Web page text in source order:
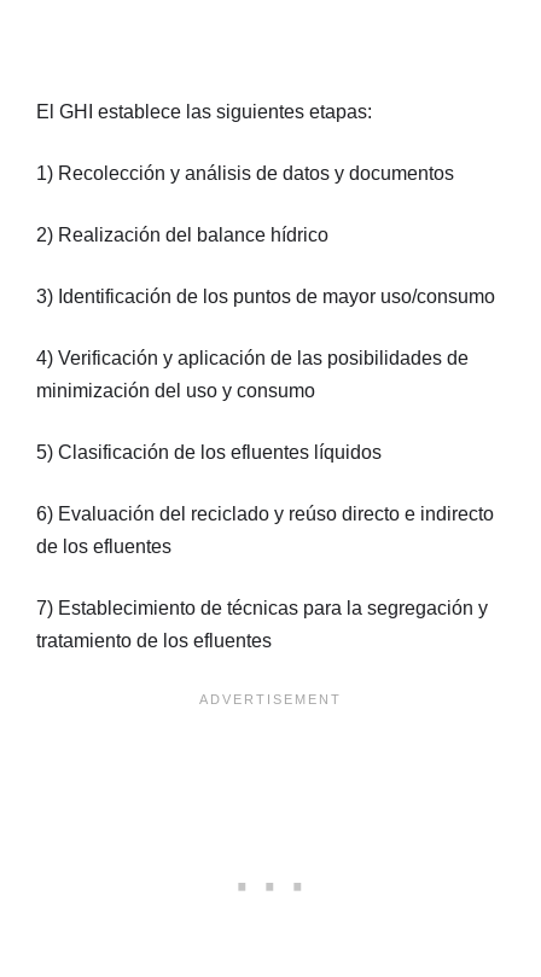
El GHI establece las siguientes etapas:
1) Recolección y análisis de datos y documentos
2) Realización del balance hídrico
3) Identificación de los puntos de mayor uso/consumo
4) Verificación y aplicación de las posibilidades de
minimización del uso y consumo
5) Clasificación de los efluentes líquidos
6) Evaluación del reciclado y reúso directo e indirecto
de los efluentes
7) Establecimiento de técnicas para la segregación y
tratamiento de los efluentes